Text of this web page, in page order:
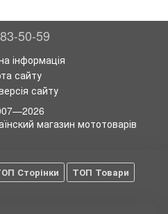
50-59
інформація
сайту
сайту
магазин мототоварів
Сторінки
ТОП Товари